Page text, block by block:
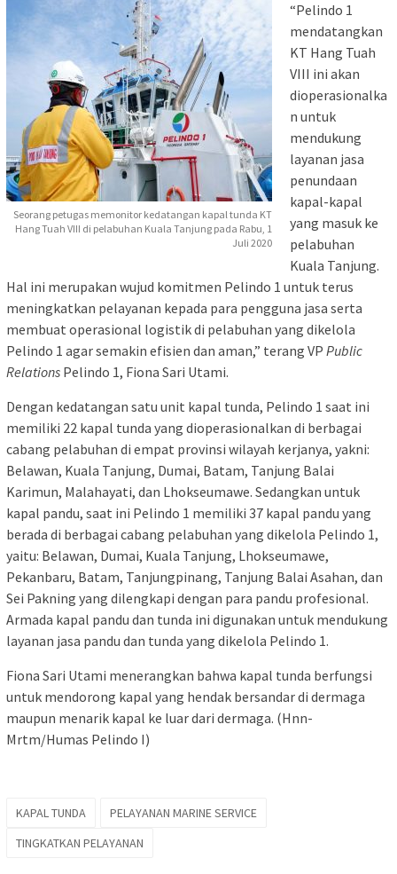
Seorang petugas memonitor kedatangan kapal tunda KT
Hang Tuah VIII di pelabuhan Kuala Tanjung pada Rabu, 1
Juli 2020
“Pelindo 1
mendatangkan
KT Hang Tuah
VIII ini akan
dioperasionalka
n untuk
mendukung
layanan jasa
penundaan
kapal-kapal
yang masuk ke
pelabuhan
Kuala Tanjung.
Hal ini merupakan wujud komitmen Pelindo 1 untuk terus
meningkatkan pelayanan kepada para pengguna jasa serta
membuat operasional logistik di pelabuhan yang dikelola
Pelindo 1 agar semakin efisien dan aman,” terang VP Public
Relations Pelindo 1, Fiona Sari Utami.
Dengan kedatangan satu unit kapal tunda, Pelindo 1 saat ini
memiliki 22 kapal tunda yang dioperasionalkan di berbagai
cabang pelabuhan di empat provinsi wilayah kerjanya, yakni:
Belawan, Kuala Tanjung, Dumai, Batam, Tanjung Balai
Karimun, Malahayati, dan Lhokseumawe. Sedangkan untuk
kapal pandu, saat ini Pelindo 1 memiliki 37 kapal pandu yang
berada di berbagai cabang pelabuhan yang dikelola Pelindo 1,
yaitu: Belawan, Dumai, Kuala Tanjung, Lhokseumawe,
Pekanbaru, Batam, Tanjungpinang, Tanjung Balai Asahan, dan
Sei Pakning yang dilengkapi dengan para pandu profesional.
Armada kapal pandu dan tunda ini digunakan untuk mendukung
layanan jasa pandu dan tunda yang dikelola Pelindo 1.
Fiona Sari Utami menerangkan bahwa kapal tunda berfungsi
untuk mendorong kapal yang hendak bersandar di dermaga
maupun menarik kapal ke luar dari dermaga. (Hnn-
Mrtm/Humas Pelindo I)
KAPAL TUNDA
PELAYANAN MARINE SERVICE
TINGKATKAN PELAYANAN